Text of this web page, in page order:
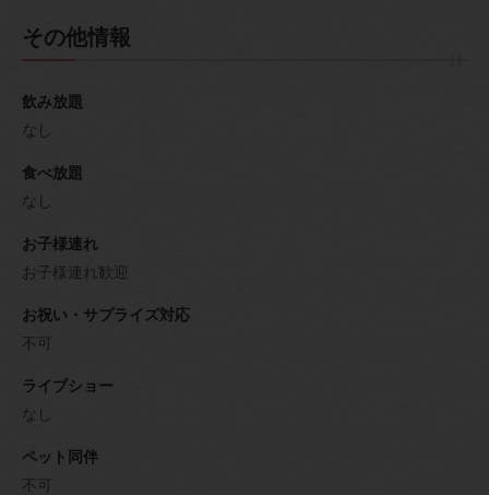
その他情報
飲み放題
なし
食べ放題
なし
お子様連れ
お子様連れ歓迎
お祝い・サプライズ対応
不可
ライブショー
なし
ペット同伴
不可